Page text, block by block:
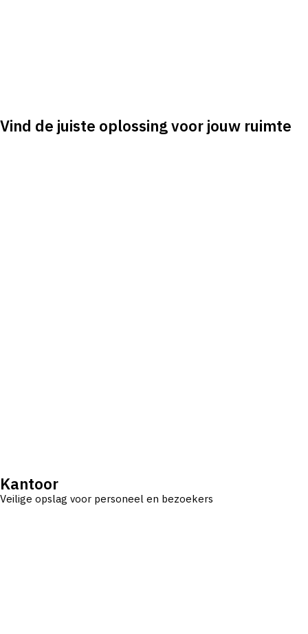
Vind de juiste oplossing voor jouw ruimte
Kantoor
Veilige opslag voor personeel en bezoekers